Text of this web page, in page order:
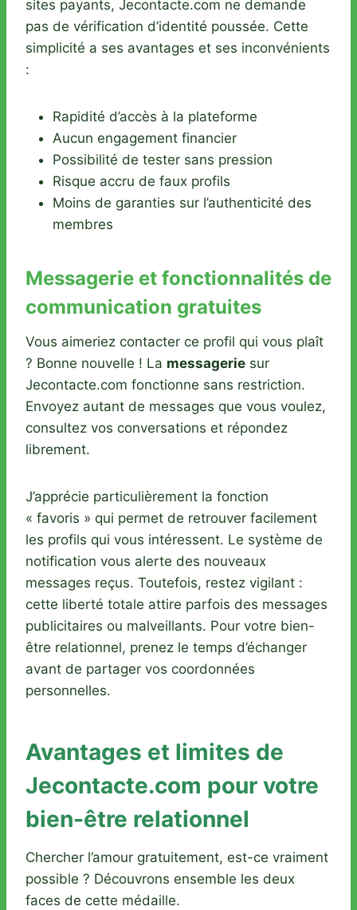
sites payants, Jecontacte.com ne demande
pas de vérification d’identité poussée. Cette
simplicité a ses avantages et ses inconvénients
:
Rapidité d’accès à la plateforme
Aucun engagement financier
Possibilité de tester sans pression
Risque accru de faux profils
Moins de garanties sur l’authenticité des
membres
Messagerie et fonctionnalités de
communication gratuites
Vous aimeriez contacter ce profil qui vous plaît
? Bonne nouvelle ! La messagerie sur
Jecontacte.com fonctionne sans restriction.
Envoyez autant de messages que vous voulez,
consultez vos conversations et répondez
librement.
J’apprécie particulièrement la fonction
« favoris » qui permet de retrouver facilement
les profils qui vous intéressent. Le système de
notification vous alerte des nouveaux
messages reçus. Toutefois, restez vigilant :
cette liberté totale attire parfois des messages
publicitaires ou malveillants. Pour votre bien-
être relationnel, prenez le temps d’échanger
avant de partager vos coordonnées
personnelles.
Avantages et limites de
Jecontacte.com pour votre
bien-être relationnel
Chercher l’amour gratuitement, est-ce vraiment
possible ? Découvrons ensemble les deux
faces de cette médaille.